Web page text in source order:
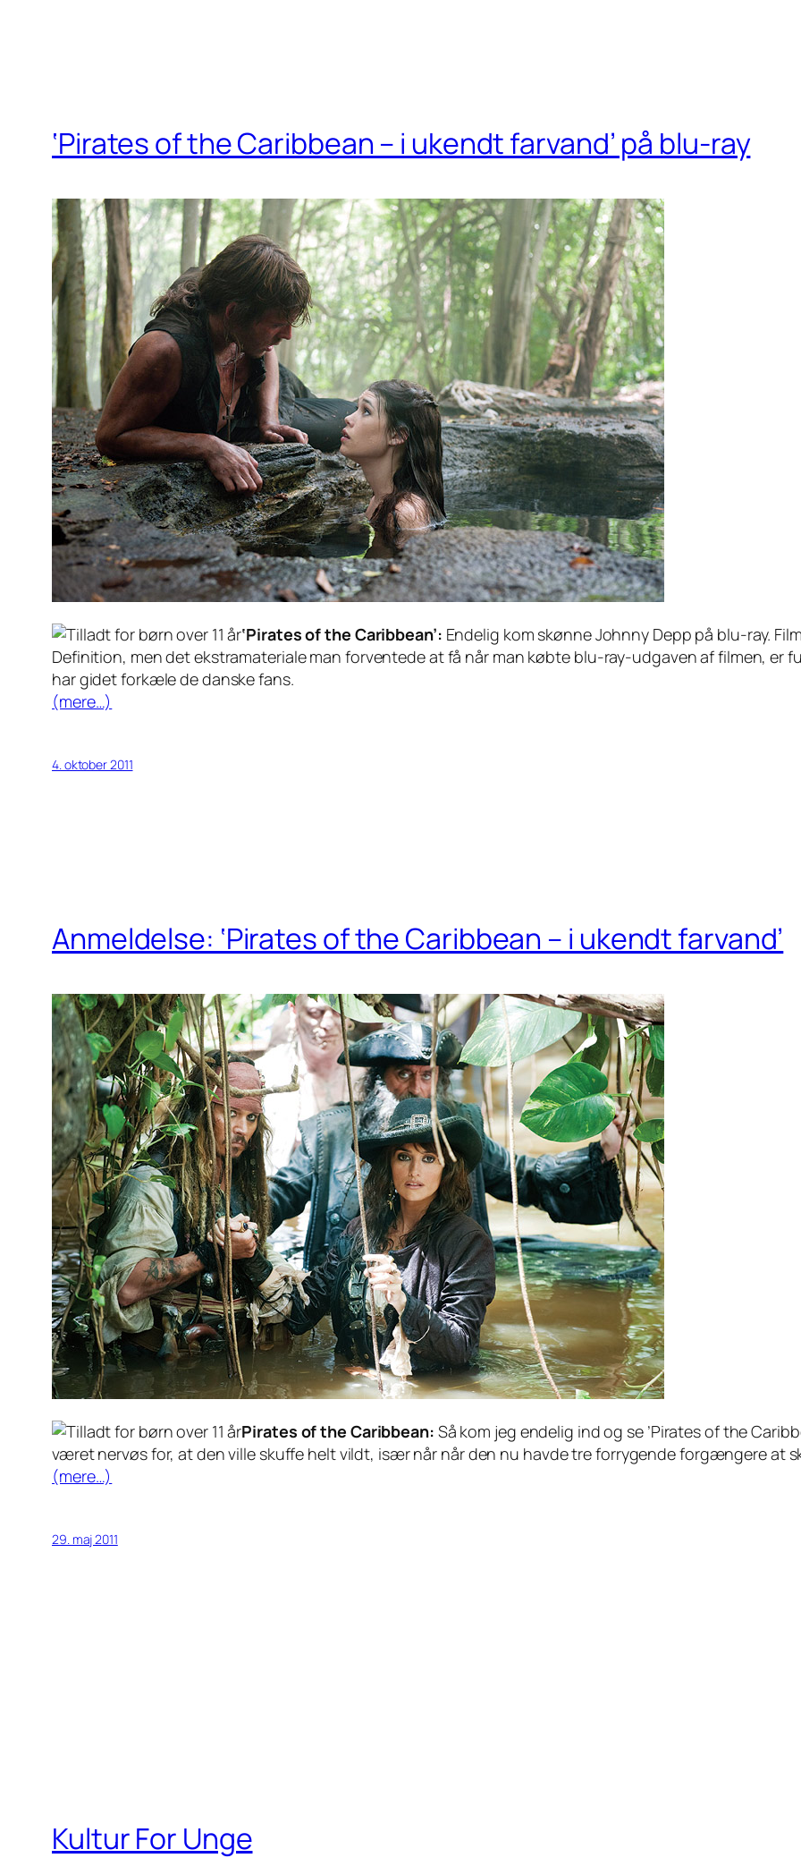
‘Pirates of the Caribbean – i ukendt farvand’ på blu-ray
‘Pirates of the Caribbean’: Endelig kom skønne Johnny Depp på blu-ray.
Definition, men det ekstramateriale man forventede at få når man købte blu-ray-udgaven af filmen,
har gidet forkæle de danske fans.
(mere…)
4. oktober 2011
Anmeldelse: ‘Pirates of the Caribbean – i ukendt farvand’
Pirates of the Caribbean: Så kom jeg endelig ind og se ’Pirates of the
været nervøs for, at den ville skuffe helt vildt, især når når den nu havde tre forrygende forgængere at
(mere…)
29. maj 2011
Kultur For Unge